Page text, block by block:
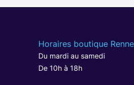
Horaires boutique
Du mardi au samedi
De 10h à 18h